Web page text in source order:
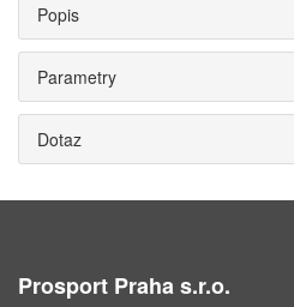
Popis
Parametry
Dotaz
Prosport Praha s.r.o.